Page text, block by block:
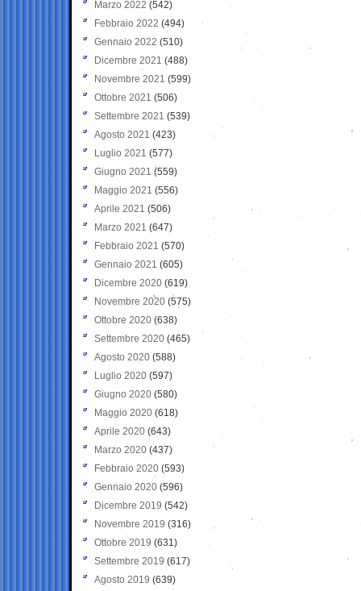
Marzo 2022 (542)
Febbraio 2022 (494)
Gennaio 2022 (510)
Dicembre 2021 (488)
Novembre 2021 (599)
Ottobre 2021 (506)
Settembre 2021 (539)
Agosto 2021 (423)
Luglio 2021 (577)
Giugno 2021(559)
Maggio 2021 (556)
Aprile 2021 (506)
Marzo 2021 (647)
Febbraio 2021 (570)
Gennaio 2021 (605)
Dicembre 2020 (619)
Novembre 2020 (575)
Ottobre 2020 (638)
Settembre 2020(465)
Agosto 2020 (588)
Luglio 2020 (597)
Giugno 2020 (580)
Maggio 2020 (618)
Aprile 2020 (643)
Marzo 2020 (437)
Febbraio 2020 (593)
Gennaio 2020 (596)
Dicembre 2019 (542)
Novembre 2019 (316)
Ottobre 2019 (631)
Settembre 2019 (617)
Agosto 2019 (639)